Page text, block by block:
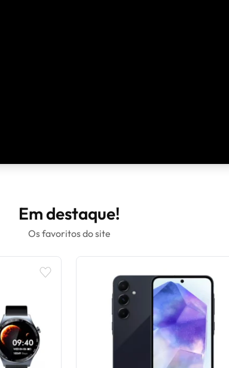
Em destaque!
Os favoritos do site